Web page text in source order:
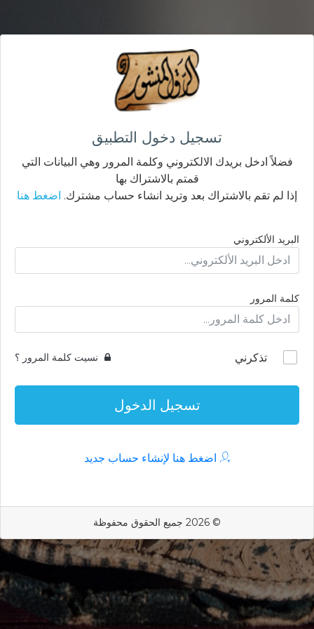
تسجيل دخول التطبيق
فضلاً ادخل بريدك الالكتروني وكلمة المرور وهي البيانات التي
قمتم بالاشتراك بها
إذا لم تقم بالاشتراك بعد وتريد انشاء حساب مشترك. اضغط هنا
البريد الألكتروني
كلمة المرور
تذكرني نسيت كلمة المرور ؟
تسجيل الدخول
اضغط هنا لإنشاء حساب جديد
© 2026 جميع الحقوق محفوظة